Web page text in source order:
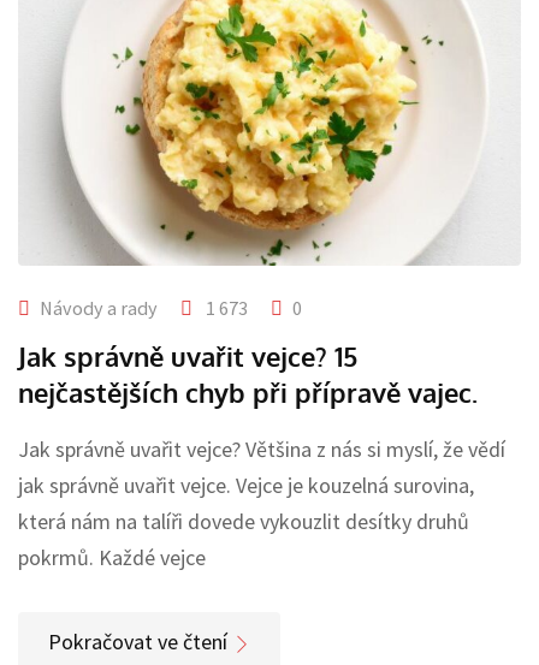
Návody a rady 1 673 0
Jak správně uvařit vejce? 15
nejčastějších chyb při přípravě vajec.
Jak správně uvařit vejce? Většina z nás si myslí, že vědí
jak správně uvařit vejce. Vejce je kouzelná surovina,
která nám na talíři dovede vykouzlit desítky druhů
pokrmů. Každé vejce
Pokračovat ve čtení